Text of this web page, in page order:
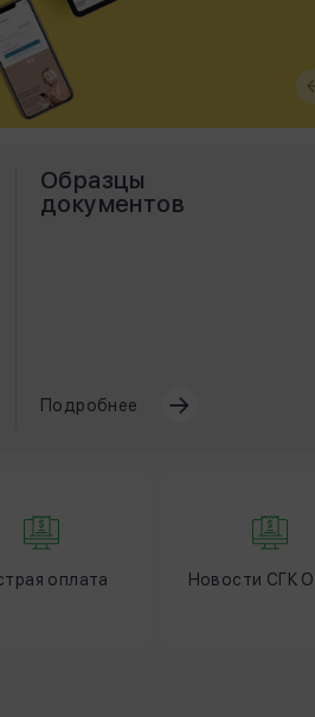
Образцы
документов
Подробнее
оплата Новости СГК